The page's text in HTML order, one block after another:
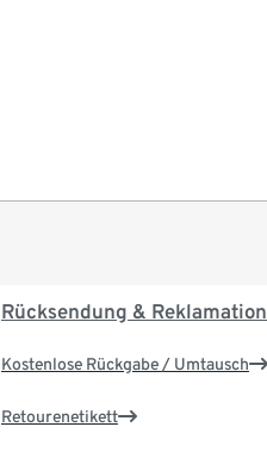
Rücksendung & Reklamation
Kostenlose Rückgabe / Umtausch
Retourenetikett